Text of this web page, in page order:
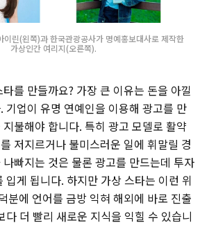
이린(왼쪽)과 한국관광공사가 명예홍보대사로 제작한
가상인간 여리지(오른쪽).
를 만들까요? 가장 큰 이유는 돈을 아낄
기업이 유명 연예인을 이용해 광고를 만
불해야 합니다. 특히 광고 모델로 활약
저지르거나 불미스러운 일에 휘말릴 경
빠지는 것은 물론 광고를 만드는데 투자
입게 됩니다. 하지만 가상 스타는 이런 위
분에 언어를 금방 익혀 해외에 바로 진출
다 더 빨리 새로운 지식을 익힐 수 있습니